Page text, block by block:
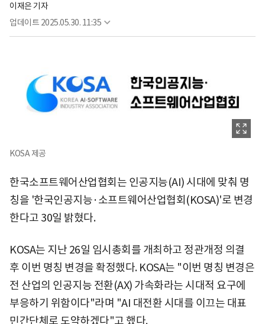
이재은 기자
업데이트 2025.05.30. 11:35
KOSA 제공
한국소프트웨어산업협회는 인공지능(AI) 시대에 맞춰 명
칭을 '한국인공지능·소프트웨어산업협회(KOSA)'로 변경
한다고 30일 밝혔다.
KOSA는 지난 26일 임시총회를 개최하고 정관개정 의결
후 이번 명칭 변경을 확정했다. KOSA는 "이번 명칭 변경은
전 산업의 인공지능 전환(AX) 가속화라는 시대적 요구에
부응하기 위함이다"라며 "AI 대전환 시대를 이끄는 대표
민간단체로 도약하겠다"고 했다.